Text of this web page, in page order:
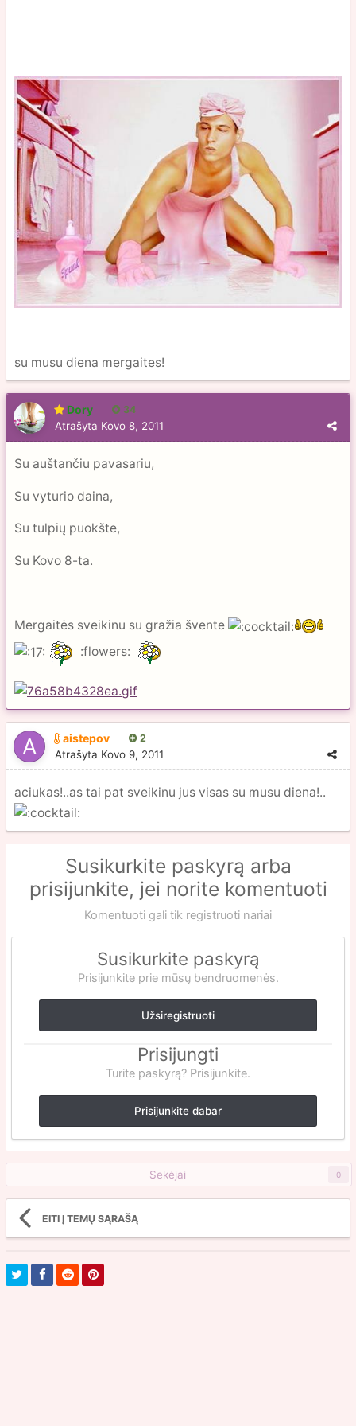
su musu diena mergaites!
Dory 34
Atrašyta Kovo 8, 2011
Su auštančiu pavasariu,
Su vyturio daina,
Su tulpių puokšte,
Su Kovo 8-ta.
Mergaitės sveikinu su gražia švente
:flowers:
aistepov 2
Atrašyta Kovo 9, 2011
aciukas!..as tai pat sveikinu jus visas su musu diena!..
Susikurkite paskyrą arba
prisijunkite, jei norite komentuoti
Komentuoti gali tik registruoti nariai
Susikurkite paskyrą
Prisijunkite prie mūsų bendruomenės.
Užsiregistruoti
Prisijungti
Turite paskyrą? Prisijunkite.
Prisijunkite dabar
Sekėjai 0
EITI Į TEMŲ SĄRAŠĄ